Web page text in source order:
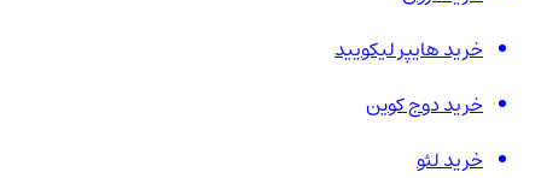
خرید هایپر لیکویید
خرید دوج کوین
خرید لئو